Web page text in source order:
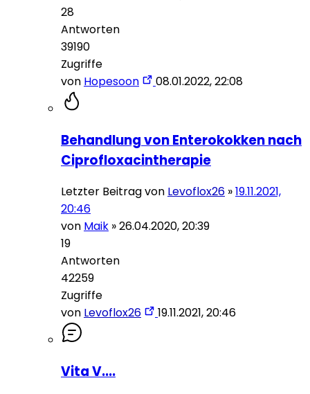
28
Antworten
39190
Zugriffe
von Hopesoon 08.01.2022, 22:08
Behandlung von Enterokokken nach
Ciprofloxacintherapie
Letzter Beitrag von Levoflox26 »19.11.2021,
20:46
von Maik »26.04.2020, 20:39
19
Antworten
42259
Zugriffe
von Levoflox26 19.11.2021, 20:46
Vita V....